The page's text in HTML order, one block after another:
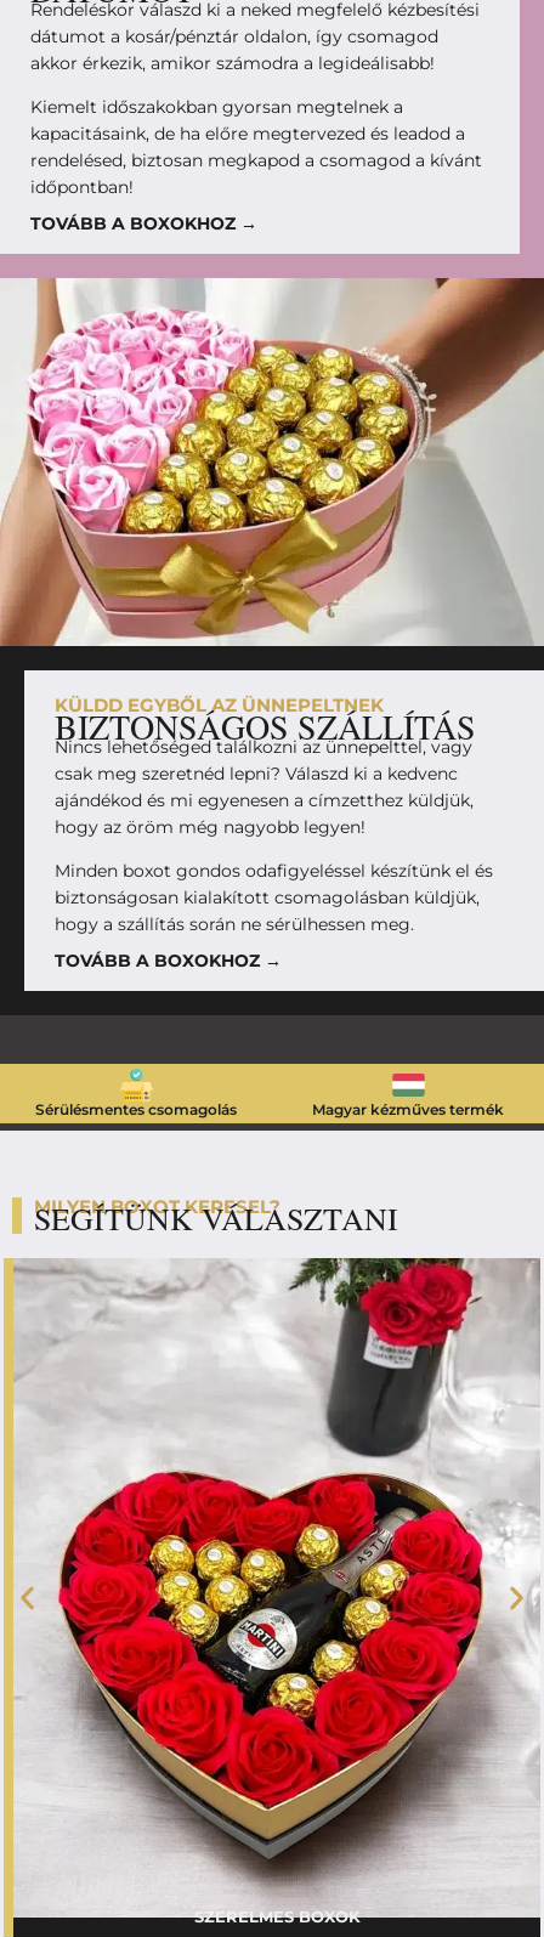
Rendeléskor válaszd ki a neked megfelelő kézbesítési
dátumot a kosár/pénztár oldalon, így csomagod
akkor érkezik, amikor számodra a legideálisabb!
Kiemelt időszakokban gyorsan megtelnek a
kapacitásaink, de ha előre megtervezed és leadod a
rendelésed, biztosan megkapod a csomagod a kívánt
időpontban!
TOVÁBB A BOXOKHOZ →
KÜLDD EGYBŐL AZ ÜNNEPELTNEK
BIZTONSÁGOS SZÁLLÍTÁS
Nincs lehetőséged találkozni az ünnepelttel, vagy
csak meg szeretnéd lepni? Válaszd ki a kedvenc
ajándékod és mi egyenesen a címzetthez küldjük,
hogy az öröm még nagyobb legyen!
Minden boxot gondos odafigyeléssel készítünk el és
biztonságosan kialakított csomagolásban küldjük,
hogy a szállítás során ne sérülhessen meg.
TOVÁBB A BOXOKHOZ →
Sérülésmentes csomagolás Magyar kézműves termék
MILYEN BOXOT KERESEL?
SEGÍTÜNK VÁLASZTANI
SZERELMES BOXOK